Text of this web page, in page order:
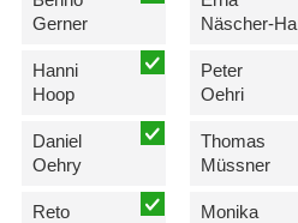
Gerner
Hanni
Hoop
Daniel
Oehry
Reto
Näscher-Hasler
Peter
Oehri
Thomas
Müssner
Monika